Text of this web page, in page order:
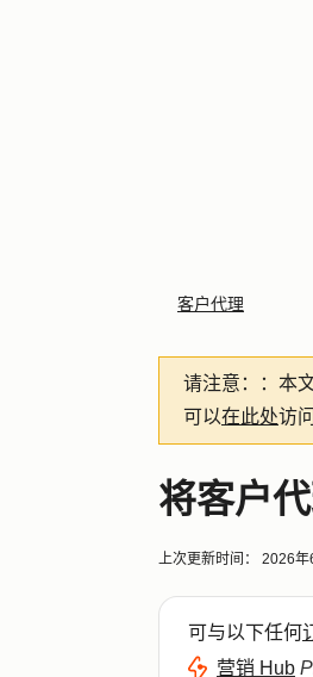
客户代理
请注意： ：本
可以在此处访
将客户
上次更新时间： 2026年
可与以下任何
营销 Hub